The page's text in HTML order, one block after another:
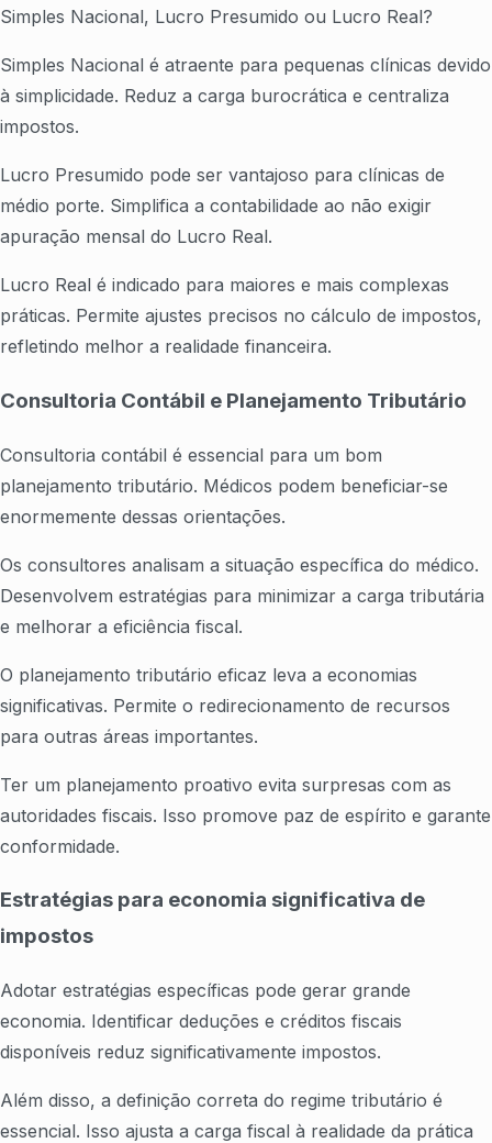
Simples Nacional, Lucro Presumido ou Lucro Real?
Simples Nacional é atraente para pequenas clínicas devido
à simplicidade. Reduz a carga burocrática e centraliza
impostos.
Lucro Presumido pode ser vantajoso para clínicas de
médio porte. Simplifica a contabilidade ao não exigir
apuração mensal do Lucro Real.
Lucro Real é indicado para maiores e mais complexas
práticas. Permite ajustes precisos no cálculo de impostos,
refletindo melhor a realidade financeira.
Consultoria Contábil e Planejamento Tributário
Consultoria contábil é essencial para um bom
planejamento tributário. Médicos podem beneficiar-se
enormemente dessas orientações.
Os consultores analisam a situação específica do médico.
Desenvolvem estratégias para minimizar a carga tributária
e melhorar a eficiência fiscal.
O planejamento tributário eficaz leva a economias
significativas. Permite o redirecionamento de recursos
para outras áreas importantes.
Ter um planejamento proativo evita surpresas com as
autoridades fiscais. Isso promove paz de espírito e garante
conformidade.
Estratégias para economia significativa de
impostos
Adotar estratégias específicas pode gerar grande
economia. Identificar deduções e créditos fiscais
disponíveis reduz significativamente impostos.
Além disso, a definição correta do regime tributário é
essencial. Isso ajusta a carga fiscal à realidade da prática